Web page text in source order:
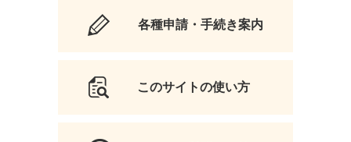
各種申請・手続き案内
このサイトの使い方